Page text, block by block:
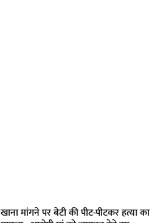
खाना मांगने पर बेटी की पीट-पीटकर हत्या का